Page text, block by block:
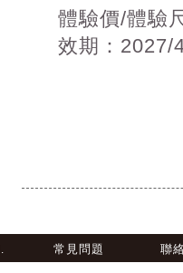
體驗價/體驗
效期：2027/
常見問題 聯